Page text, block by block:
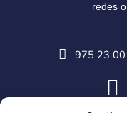
redes
975 23